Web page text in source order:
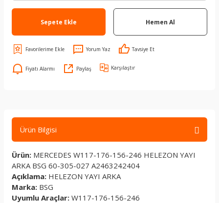
Sepete Ekle Hemen Al
Yorum Yaz Tavsiye Et
Fiyatı Alarmı Paylaş Karşılaştır
Ürün Bilgisi
Ürün: MERCEDES W117-176-156-246 HELEZON YAYI
ARKA BSG 60-305-027 A2463242404
Açıklama: HELEZON YAYI ARKA
Marka: BSG
Uyumlu Araçlar: W117-176-156-246